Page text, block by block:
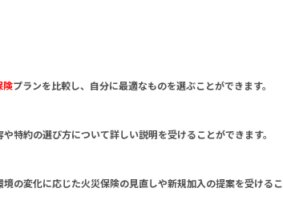
険プランを比較し、自分に最適なものを選ぶことができます。
や特約の選び方について詳しい説明を受けることができます。
の変化に応じた火災保険の見直しや新規加入の提案を受けるこ